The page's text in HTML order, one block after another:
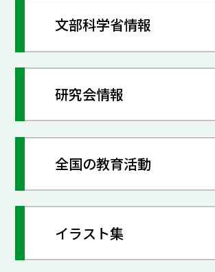
文部科学省情報
研究会情報
全国の教育活動
イラスト集